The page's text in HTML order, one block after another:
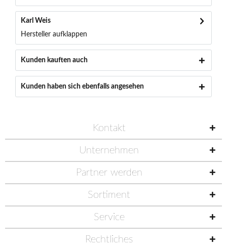
Karl Weis
Hersteller aufklappen
Kunden kauften auch
Kunden haben sich ebenfalls angesehen
Rechtliches
Unternehmen
Partner werden
Kontakt
Sortiment
Service